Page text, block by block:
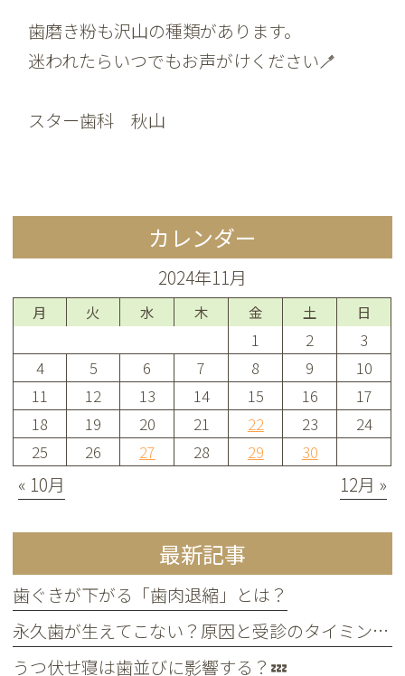
歯磨き粉も沢山の種類があります。
迷われたらいつでもお声がけください🪥
スター歯科 秋山
カレンダー
2024年11月
月 火 水 木 金 土 日
1 2
3
4
5 6 7 8 9
10
11
12 13 14 15 16
17
18
19 20 21 22 23
24
25
26 27 28 29 30
« 10月 12月 »
最新記事
歯ぐきが下がる「歯肉退縮」とは？
永久歯が生えてこない？原因と受診のタイミングについて
うつ伏せ寝は歯並びに影響する？💤